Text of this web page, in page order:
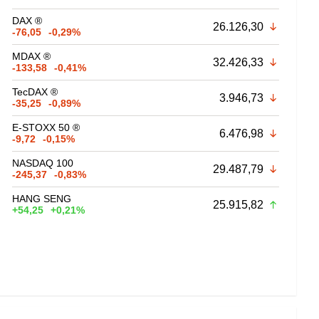
DAX ®
-76,05
-0,29% 26.126,30
MDAX ®
-133,58
-0,41% 32.426,33
TecDAX ®
-35,25
-0,89% 3.946,73
E-STOXX 50 ®
-9,72
-0,15% 6.476,98
NASDAQ 100
-245,37
-0,83% 29.487,79
HANG SENG
+54,25
+0,21% 25.915,82